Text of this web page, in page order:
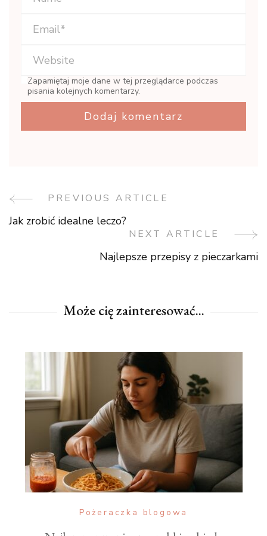
Zapamiętaj moje dane w tej przeglądarce podczas
pisania kolejnych komentarzy.
Post
PREVIOUS ARTICLE
Jak zrobić idealne leczo?
NEXT ARTICLE
Najlepsze przepisy z pieczarkami
Może cię zainteresować...
Pożeraczka blogowa